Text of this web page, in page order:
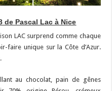
de Pascal Lac à Nice
LAC surprend comme chaque
faire unique sur la Côte d’Azur.
au chocolat, pain de gênes